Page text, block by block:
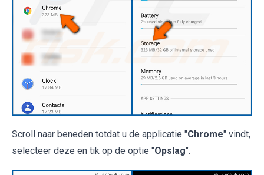
Scroll naar beneden totdat u de applicatie "Chrome" vindt,
selecteer deze en tik op de optie "Opslag".